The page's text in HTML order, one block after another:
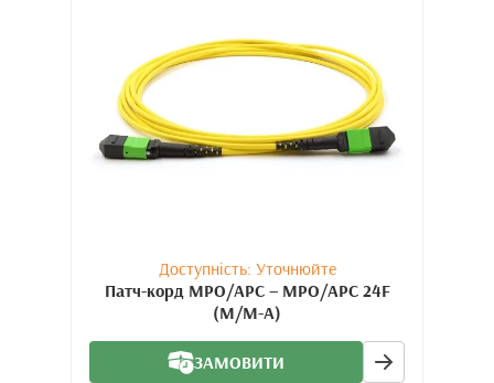
Доступність: Уточнюйте
Патч-корд MPO/APC – MPO/APC 24F
(M/M-A)
ЗАМОВИТИ